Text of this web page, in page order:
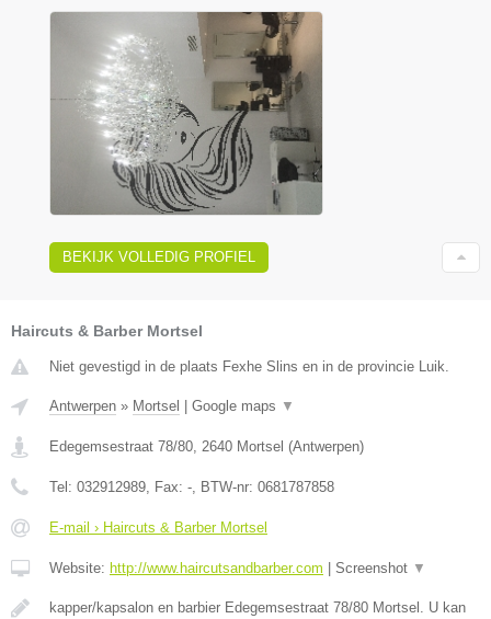
BEKIJK VOLLEDIG PROFIEL
Haircuts & Barber Mortsel
Niet gevestigd in de plaats Fexhe Slins en in de provincie Luik.
Antwerpen » Mortsel Google maps ▼
Edegemsestraat 78/80, 2640 Mortsel (Antwerpen)
Tel: 032912989, Fax: -, BTW-nr: 0681787858
E-mail › Haircuts & Barber Mortsel
Website: http://www.haircutsandbarber.com Screenshot ▼
kapper/kapsalon en barbier Edegemsestraat 78/80 Mortsel. U kan